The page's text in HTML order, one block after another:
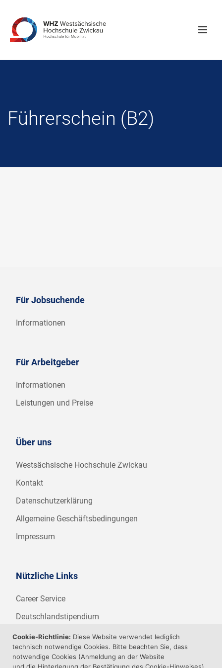
Führerschein (B2)
Für Jobsuchende
Informationen
Für Arbeitgeber
Informationen
Leistungen und Preise
Über uns
Westsächsische Hochschule Zwickau
Kontakt
Datenschutzerklärung
Allgemeine Geschäftsbedingungen
Impressum
Nützliche Links
Career Service
Deutschlandstipendium
WHZ Firmenstipendium
Weitere Angebote der WHZ
Cookie-Richtlinie: Diese Website verwendet lediglich
technisch notwendige Cookies. Bitte beachten Sie, dass
notwendige Cookies (Anmeldung an der Website